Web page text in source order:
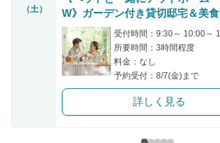
（土）
W》ガーデン付き貸切邸宅＆美食
所要時間：3時間程度
料金：なし
予約受付：8/7(金)まで
詳しく見る